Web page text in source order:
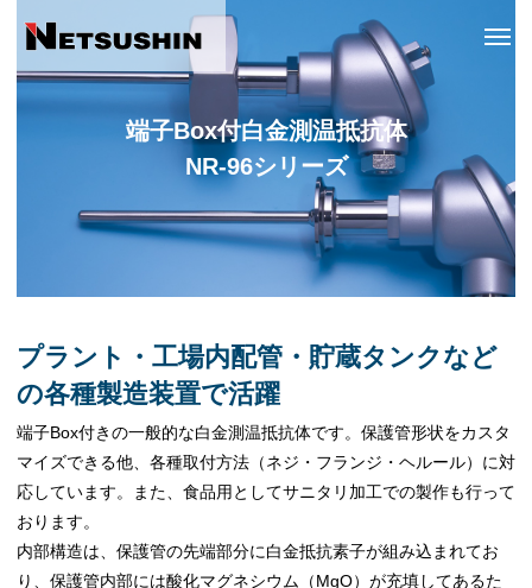
端子Box付白金測温抵抗体
NR-96シリーズ
プラント・工場内配管・貯蔵タンクなど
の各種製造装置で活躍
端子Box付きの一般的な白金測温抵抗体です。保護管形状をカスタ
マイズできる他、各種取付方法（ネジ・フランジ・ヘルール）に対
応しています。また、食品用としてサニタリ加工での製作も行って
おります。
内部構造は、保護管の先端部分に白金抵抗素子が組み込まれてお
り、保護管内部には酸化マグネシウム（MgO）が充填してあるた